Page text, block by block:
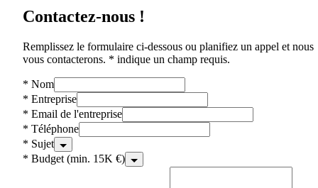
Contactez-nous !
Remplissez le formulaire ci-dessous ou planifiez un appel et nous
vous contacterons. * indique un champ requis.
* Nom
* Entreprise
* Email de l'entreprise
* Téléphone
* Sujet
* Budget (min. 15K €)